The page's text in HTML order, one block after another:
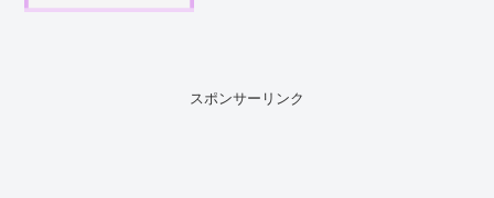
スポンサーリンク